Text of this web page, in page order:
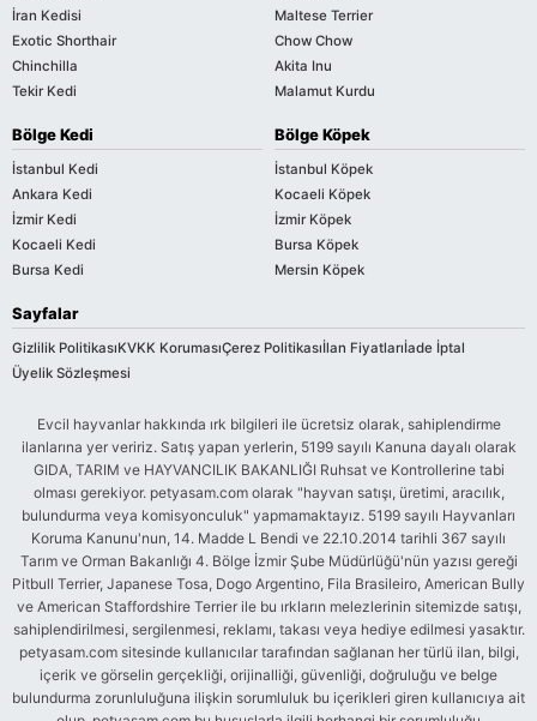
İran Kedisi
Exotic Shorthair
Chinchilla
Tekir Kedi
Maltese Terrier
Chow Chow
Akita Inu
Malamut Kurdu
Bölge Kedi
İstanbul Kedi
Ankara Kedi
İzmir Kedi
Kocaeli Kedi
Bursa Kedi
Bölge Köpek
İstanbul Köpek
Kocaeli Köpek
İzmir Köpek
Bursa Köpek
Mersin Köpek
Sayfalar
Gizlilik PolitikasıKVKK KorumasıÇerez Politikasıİlan Fiyatlarıİade İptal
Üyelik Sözleşmesi
Evcil hayvanlar hakkında ırk bilgileri ile ücretsiz olarak, sahiplendirme
ilanlarına yer veririz. Satış yapan yerlerin, 5199 sayılı Kanuna dayalı olarak
GIDA, TARIM ve HAYVANCILIK BAKANLIĞI Ruhsat ve Kontrollerine tabi
olması gerekiyor. petyasam.com olarak "hayvan satışı, üretimi, aracılık,
bulundurma veya komisyonculuk" yapmamaktayız. 5199 sayılı Hayvanları
Koruma Kanunu'nun, 14. Madde L Bendi ve 22.10.2014 tarihli 367 sayılı
Tarım ve Orman Bakanlığı 4. Bölge İzmir Şube Müdürlüğü'nün yazısı gereği
Pitbull Terrier, Japanese Tosa, Dogo Argentino, Fila Brasileiro, American Bully
ve American Staffordshire Terrier ile bu ırkların melezlerinin sitemizde satışı,
sahiplendirilmesi, sergilenmesi, reklamı, takası veya hediye edilmesi yasaktır.
petyasam.com sitesinde kullanıcılar tarafından sağlanan her türlü ilan, bilgi,
içerik ve görselin gerçekliği, orijinalliği, güvenliği, doğruluğu ve belge
bulundurma zorunluluğuna ilişkin sorumluluk bu içerikleri giren kullanıcıya ait